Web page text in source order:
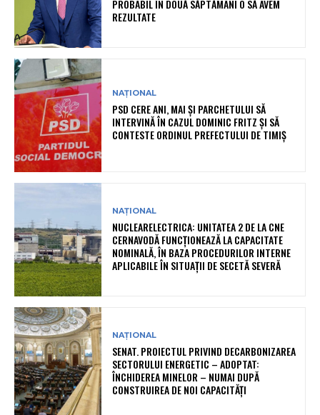
PROBABIL ÎN DOUĂ SĂPTĂMÂNI O SĂ AVEM
REZULTATE
NAȚIONAL
PSD CERE ANI, MAI ȘI PARCHETULUI SĂ
INTERVINĂ ÎN CAZUL DOMINIC FRITZ ȘI SĂ
CONTESTE ORDINUL PREFECTULUI DE TIMIȘ
NAȚIONAL
NUCLEARELECTRICA: UNITATEA 2 DE LA CNE
CERNAVODĂ FUNCȚIONEAZĂ LA CAPACITATE
NOMINALĂ, ÎN BAZA PROCEDURILOR INTERNE
APLICABILE ÎN SITUAȚII DE SECETĂ SEVERĂ
NAȚIONAL
SENAT. PROIECTUL PRIVIND DECARBONIZAREA
SECTORULUI ENERGETIC – ADOPTAT:
ÎNCHIDEREA MINELOR – NUMAI DUPĂ
CONSTRUIREA DE NOI CAPACITĂȚI